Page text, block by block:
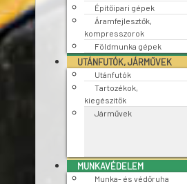
Építőipari gépek
Áramfejlesztők,
kompresszorok
Földmunka gépek
UTÁNFUTÓK, JÁRMŰVEK
Utánfutók
Tartozékok,
kiegészítők
Járművek
MUNKAVÉDELEM
Munka- és védőruha